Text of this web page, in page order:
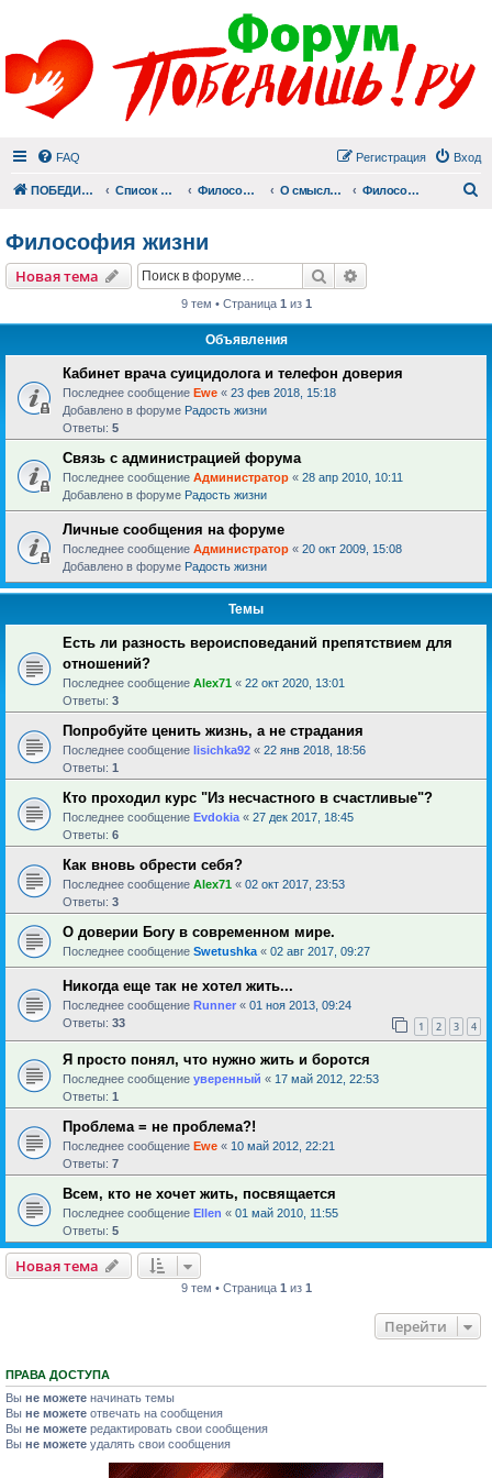
FAQ Вход
Регистрация
ПОБЕДИШЬ.РУ Список форумов Философский раздел О смысле смерти и смысле жизни Философия жизни
Философия жизни
Новая тема Поиск
9 тем • Страница 1 из 1
Объявления
Кабинет врача суицидолога и телефон доверия
Последнее сообщение Ewe « 23 фев 2018, 15:18
Добавлено в форуме Радость жизни
Ответы: 5
Связь с администрацией форума
Последнее сообщение Администратор « 28 апр 2010, 10:11
Добавлено в форуме Радость жизни
Личные сообщения на форуме
Последнее сообщение Администратор « 20 окт 2009, 15:08
Добавлено в форуме Радость жизни
Темы
Есть ли разность вероисповеданий препятствием для
отношений?
Последнее сообщение Alex71 « 22 окт 2020, 13:01
Ответы: 3
Попробуйте ценить жизнь, а не страдания
Последнее сообщение lisichka92 « 22 янв 2018, 18:56
Ответы: 1
Кто проходил курс "Из несчастного в счастливые"?
Последнее сообщение Evdokia « 27 дек 2017, 18:45
Ответы: 6
Как вновь обрести себя?
Последнее сообщение Alex71 « 02 окт 2017, 23:53
Ответы: 3
О доверии Богу в современном мире.
Последнее сообщение Swetushka « 02 авг 2017, 09:27
Никогда еще так не хотел жить...
Последнее сообщение Runner « 01 ноя 2013, 09:24
Ответы: 33 1 2 3 4
Я просто понял, что нужно жить и боротся
Последнее сообщение уверенный « 17 май 2012, 22:53
Ответы: 1
Проблема = не проблема?!
Последнее сообщение Ewe « 10 май 2012, 22:21
Ответы: 7
Всем, кто не хочет жить, посвящается
Последнее сообщение Ellen « 01 май 2010, 11:55
Ответы: 5
Новая тема
9 тем • Страница 1 из 1
Перейти
ПРАВА ДОСТУПА
Вы не можете начинать темы
Вы не можете отвечать на сообщения
Вы не можете редактировать свои сообщения
Вы не можете удалять свои сообщения